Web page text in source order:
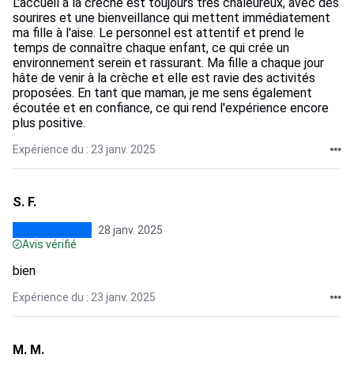
sourires et une bienveillance qui mettent immédiatement
ma fille à l'aise. Le personnel est attentif et prend le
temps de connaître chaque enfant, ce qui crée un
environnement serein et rassurant. Ma fille a chaque jour
hâte de venir à la crèche et elle est ravie des activités
proposées. En tant que maman, je me sens également
écoutée et en confiance, ce qui rend l'expérience encore
plus positive.
Expérience du : 23 janv. 2025
S. F.
28 janv. 2025
Avis vérifié
bien
Expérience du : 23 janv. 2025
M. M.